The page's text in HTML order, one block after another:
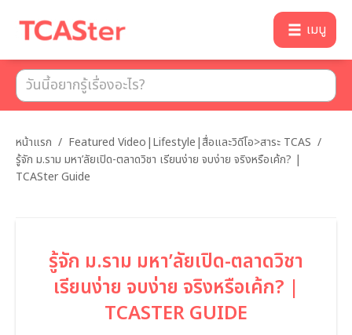
เมนู
หน้าแรก / Featured Video|Lifestyle|สื่อและวิดีโอ>สาระ TCAS /
รู้จัก ม.ราม มหา’ลัยเปิด-ตลาดวิชา เรียนง่าย จบง่าย จริงหรือเค้ก? |
TCASter Guide
รู้จัก ม.ราม มหา’ลัยเปิด-ตลาดวิชา
เรียนง่าย จบง่าย จริงหรือเค้ก? |
TCASTER GUIDE